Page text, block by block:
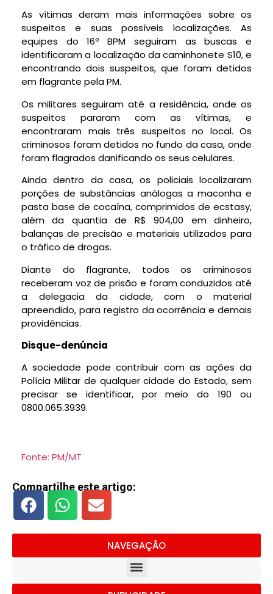
As vítimas deram mais informações sobre os
suspeitos e suas possíveis localizações. As
equipes do 16º BPM seguiram as buscas e
identificaram a localização da caminhonete S10, e
encontrando dois suspeitos, que foram detidos
em flagrante pela PM.
Os militares seguiram até a residência, onde os
suspeitos pararam com as vítimas, e
encontraram mais três suspeitos no local. Os
criminosos foram detidos no fundo da casa, onde
foram flagrados danificando os seus celulares.
Ainda dentro da casa, os policiais localizaram
porções de substâncias análogas a maconha e
pasta base de cocaína, comprimidos de ecstasy,
além da quantia de R$ 904,00 em dinheiro,
balanças de precisão e materiais utilizados para
o tráfico de drogas.
Diante do flagrante, todos os criminosos
receberam voz de prisão e foram conduzidos até
a delegacia da cidade, com o material
apreendido, para registro da ocorrência e demais
providências.
Disque-denúncia
A sociedade pode contribuir com as ações da
Polícia Militar de qualquer cidade do Estado, sem
precisar se identificar, por meio do 190 ou
0800.065.3939.
Fonte: PM/MT
Compartilhe este artigo:
NAVEGAÇÃO